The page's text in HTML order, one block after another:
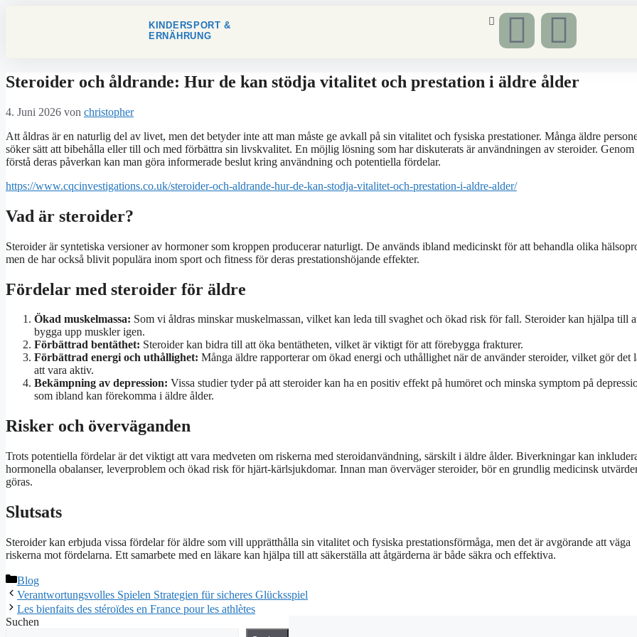
KINDERSPORT &
ERNÄHRUNG
Steroider och åldrande: Hur de kan stödja vitalitet och prestation i äldre ålder
4. Juni 2026 von christopher
Att åldras är en naturlig del av livet, men det betyder inte att man måste ge avkall på sin vitalitet och fysiska prestationer. Många äldre
söker sätt att bibehålla eller till och med förbättra sin livskvalitet. En möjlig lösning som har diskuterats är användningen av steroider. Genom
förstå deras påverkan kan man göra informerade beslut kring användning och potentiella fördelar.
https://www.cqcinvestigations.co.uk/steroider-och-aldrande-hur-de-kan-stodja-vitalitet-och-prestation-i-aldre-alder/
Vad är steroider?
Steroider är syntetiska versioner av hormoner som kroppen producerar naturligt. De används ibland medicinskt för att behandla olika
men de har också blivit populära inom sport och fitness för deras prestationshöjande effekter.
Fördelar med steroider för äldre
Ökad muskelmassa: Som vi åldras minskar muskelmassan, vilket kan leda till svaghet och ökad risk för fall. Steroider kan hjälpa till
bygga upp muskler igen.
Förbättrad bentäthet: Steroider kan bidra till att öka bentätheten, vilket är viktigt för att förebygga frakturer.
Förbättrad energi och uthållighet: Många äldre rapporterar om ökad energi och uthållighet när de använder steroider, vilket gör det
att vara aktiv.
Bekämpning av depression: Vissa studier tyder på att steroider kan ha en positiv effekt på humöret och minska symptom på
som ibland kan förekomma i äldre ålder.
Risker och överväganden
Trots potentiella fördelar är det viktigt att vara medveten om riskerna med steroidanvändning, särskilt i äldre ålder. Biverkningar kan
hormonella obalanser, leverproblem och ökad risk för hjärt-kärlsjukdomar. Innan man överväger steroider, bör en grundlig medicinsk
göras.
Slutsats
Steroider kan erbjuda vissa fördelar för äldre som vill upprätthålla sin vitalitet och fysiska prestationsförmåga, men det är avgörande att väga
riskerna mot fördelarna. Ett samarbete med en läkare kan hjälpa till att säkerställa att åtgärderna är både säkra och effektiva.
Blog
Verantwortungsvolles Spielen Strategien für sicheres Glücksspiel
Les bienfaits des stéroïdes en France pour les athlètes
Suchen